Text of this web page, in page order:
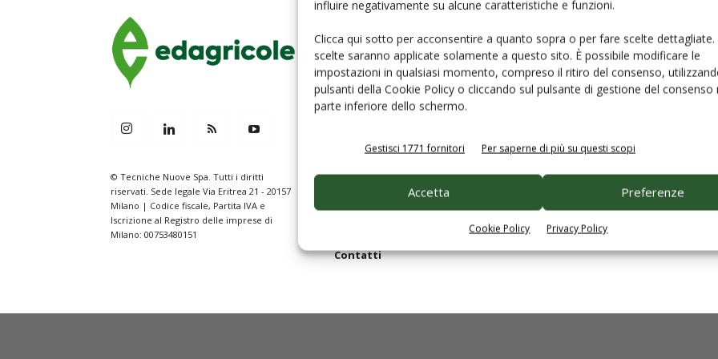
influire negativamente su alcune caratteristiche e funzioni.
Clicca qui sotto per acconsentire a quanto sopra o per fare scelte dettagliate.
scelte saranno applicate solamente a questo sito. È possibile modificare le
impostazioni in qualsiasi momento, compreso il ritiro del consenso,
pulsanti della Cookie Policy o cliccando sul pulsante di gestione del consenso
parte inferiore dello schermo.
Gestisci 1771 fornitori Per saperne di più su questi scopi
Accetta Preferenze
Cookie Policy Privacy Policy
© Tecniche Nuove Spa. Tutti i diritti
riservati. Sede legale Via Eritrea 21 - 20157
Milano | Codice fiscale, Partita IVA e
Iscrizione al Registro delle imprese di
Milano: 00753480151
Homepage
Servizi per gli abbonati
Servizi perle aziende
Edagricole in numeri
I nostrilibri
Comitato tecnico scientifico
Contatti
Disclaimer e note legali
Privacy
Cookie Policy